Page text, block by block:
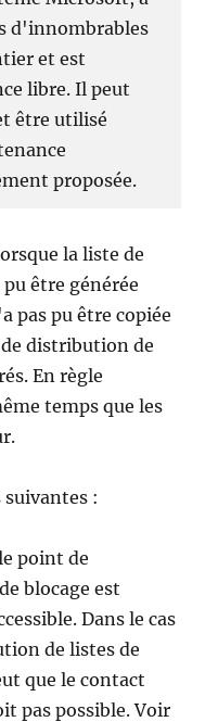
d'innombrables
et est
libre. Il peut
être utilisé
proposée.
la liste de
être générée
pas pu être copiée
distribution de
En règle
temps que les
suivantes :
point de
blocage est
Dans le cas
de listes de
que le contact
pas possible. Voir